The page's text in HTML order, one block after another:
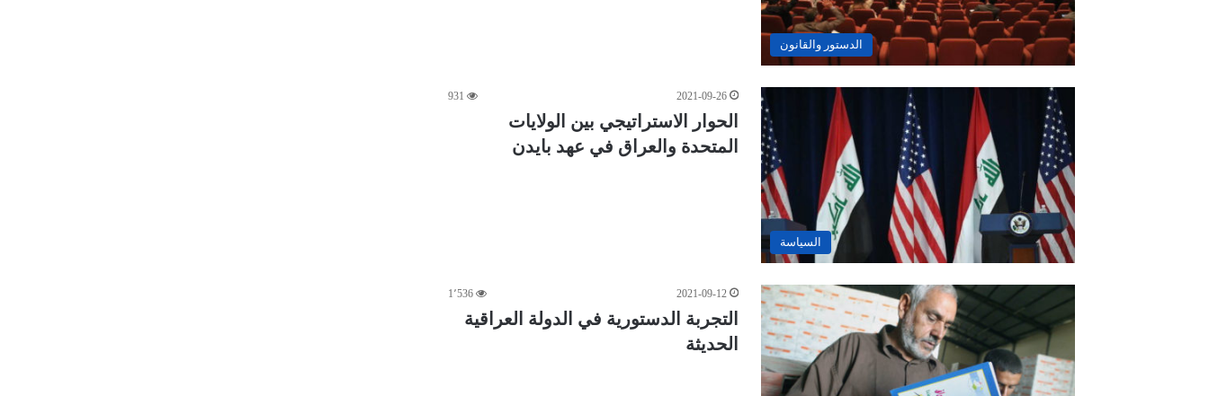
الدستور والقانون
السياسة
2021-09-26
931
الحوار الاستراتيجي بين الولايات
المتحدة والعراق في عهد بايدن
2021-09-12 1٬536
التجربة الدستورية في الدولة العراقية
الحديثة